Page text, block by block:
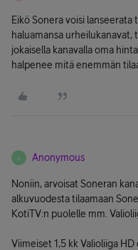
Eikö Sonera voisi
haluamansa urheilukanavat,
jokaisella kanavalla oma
halpenee mitä enemmän
A Anonymous
Noniin, arvoisat Soneran
alkuvuodesta tilaamaan
KotiTV:n puolelle mm.
Viimeiset 1,5 kk Valioliiga